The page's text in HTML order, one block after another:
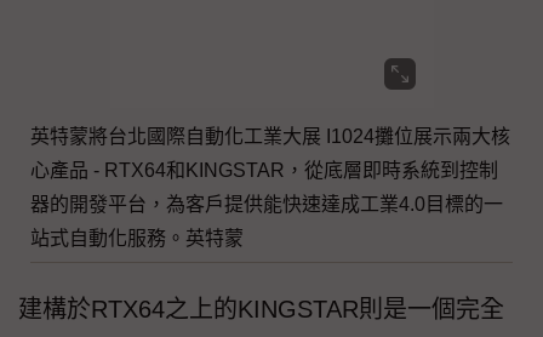
英特蒙將台北國際自動化工業大展 I1024攤位展示兩大核
心產品 - RTX64和KINGSTAR，從底層即時系統到控制
器的開發平台，為客戶提供能快速達成工業4.0目標的一
站式自動化服務。英特蒙
建構於RTX64之上的KINGSTAR則是一個完全